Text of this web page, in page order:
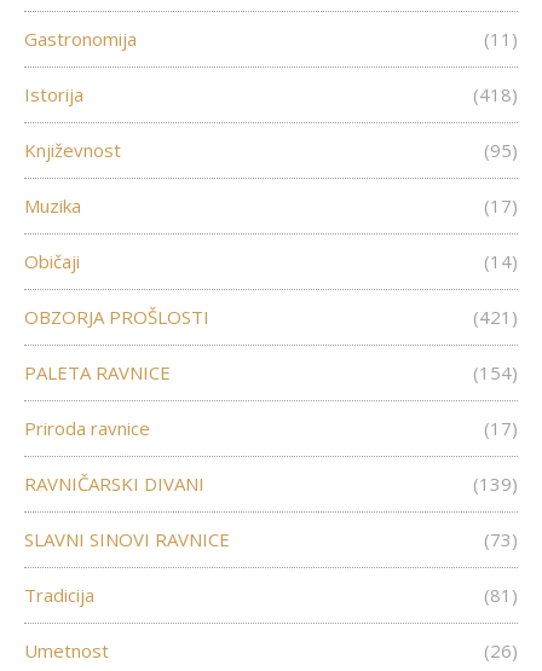
Gastronomija (11)
Istorija (418)
Književnost (95)
Muzika (17)
Običaji (14)
OBZORJA PROŠLOSTI (421)
PALETA RAVNICE (154)
Priroda ravnice (17)
RAVNIČARSKI DIVANI (139)
SLAVNI SINOVI RAVNICE (73)
Tradicija (81)
Umetnost (26)